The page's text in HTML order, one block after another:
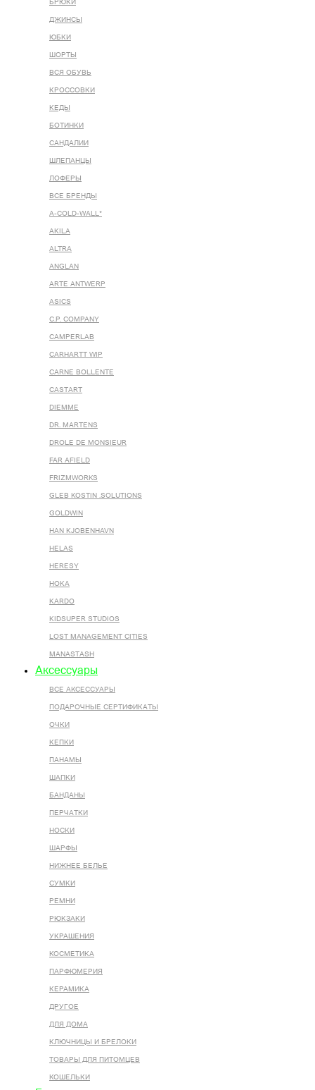
БРЮКИ
ДЖИНСЫ
ЮБКИ
ШОРТЫ
ВСЯ ОБУВЬ
КРОССОВКИ
КЕДЫ
БОТИНКИ
САНДАЛИИ
ШЛЕПАНЦЫ
ЛОФЕРЫ
ВСЕ БРЕНДЫ
A-COLD-WALL*
AKILA
ALTRA
ANGLAN
ARTE ANTWERP
ASICS
C.P. COMPANY
CAMPERLAB
CARHARTT WIP
CARNE BOLLENTE
CASTART
DIEMME
DR. MARTENS
DROLE DE MONSIEUR
FAR AFIELD
FRIZMWORKS
GLEB KOSTIN .SOLUTIONS
GOLDWIN
HAN KJOBENHAVN
HELAS
HERESY
HOKA
KARDO
KIDSUPER STUDIOS
LOST MANAGEMENT CITIES
MANASTASH
Аксессуары
ВСЕ AКСЕССУАРЫ
ПОДАРОЧНЫЕ СЕРТИФИКАТЫ
ОЧКИ
КЕПКИ
ПАНАМЫ
ШАПКИ
БАНДАНЫ
ПЕРЧАТКИ
НОСКИ
ШАРФЫ
НИЖНЕЕ БЕЛЬЕ
СУМКИ
РЕМНИ
РЮКЗАКИ
УКРАШЕНИЯ
КОСМЕТИКА
ПАРФЮМЕРИЯ
КЕРАМИКА
ДРУГОЕ
ДЛЯ ДОМА
КЛЮЧНИЦЫ И БРЕЛОКИ
ТОВАРЫ ДЛЯ ПИТОМЦЕВ
КОШЕЛЬКИ